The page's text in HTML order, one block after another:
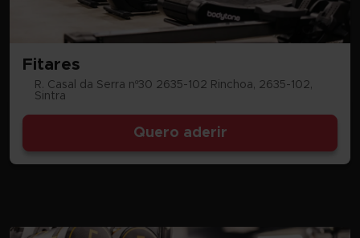
Fitares
R. Casal da Serra nº30 2635-102 Rinchoa, 2635-102,
Sintra
Quero aderir